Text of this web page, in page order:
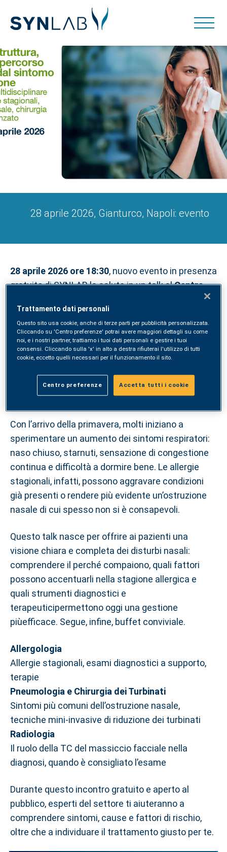
28 aprile 2026, Gianturco, Napoli: evento
28 aprile 2026 ore 18:30, nuovo evento in presenza
gratuito di SYNLAB la salute in un talk alCentro
Medico SYNLAB di Via Gianturco, 113 a Napolisu
respiro, struttura, allergie, il percorso integrato dal
sintomo alla soluzione.
L'incontro si terrà alterzo piano, nella sala
provvista di parcheggio gratuito. Seguirà buffet
conviviale.
Con l’arrivo della primavera, molti iniziano a
sperimentare un aumento dei sintomi respiratori:
naso chiuso, starnuti, sensazione di congestione
continua e difficoltà a dormire bene. Le allergie
stagionali, infatti, possono aggravare condizioni
già presenti o rendere più evidente un’ostruzione
nasale di cui spesso non si è consapevoli.
Questo talk nasce per offrire ai pazienti una
visione chiara e completa dei disturbi nasali:
comprendere il perché compaiono, quali fattori
possono accentuarli nella stagione allergica e
quali strumenti diagnostici e
terapeuticipermettono oggi una gestione
piùefficace. Segue, infine, buffet conviviale.
Allergologia
Allergie stagionali, esami diagnostici a supporto,
terapie
Pneumologia e Chirurgia dei Turbinati
Sintomi più comuni dell’ostruzione nasale,
tecniche mini‑invasive di riduzione dei turbinati
Radiologia
Il ruolo della TC del massiccio facciale nella
diagnosi, quando è consigliato l’esame
Durante questo incontro gratuito e aperto al
pubblico, esperti del settore ti aiuteranno a
comprendere sintomi, cause e fattori di rischio,
oltre che a individuare il trattamento giusto per te.
Trattamento dati personali
Questo sito usa cookie, anche di terze parti per pubblicità personalizzata.
Cliccando su 'Centro preferenze' potrai avere maggiori dettagli su come
noi, e i nostri partner, trattiamo i tuoi dati personali e gestire i tuoi
consensi. Cliccando sulla 'x' in alto a destra rifiuterai l'utilizzo di tutti
cookie, eccetto quelli necessari per il funzionamento il sito.
Centro preferenze Accetta tutti i cookie